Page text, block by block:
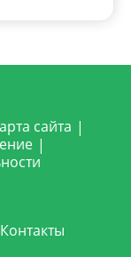
сайта
Контакты